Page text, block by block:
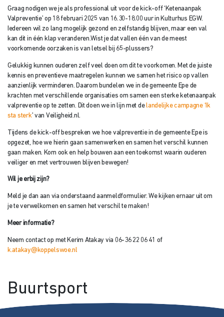
Graag nodigen we je als professional uit voor de kick-off ‘Ketenaanpak
Valpreventie’ op 18 februari 2025 van 16.30-18.00 uur in Kulturhus EGW.
Iedereen wil zo lang mogelijk gezond en zelfstandig blijven, maar een val
kan dit in één klap veranderen.Wist je dat vallen één van de meest
voorkomende oorzaken is van letsel bij 65-plussers?
Gelukkig kunnen ouderen zelf veel doen om dit te voorkomen. Met de juiste
kennis en preventieve maatregelen kunnen we samen het risico op vallen
aanzienlijk verminderen. Daarom bundelen we in de gemeente Epe de
krachten met verschillende organisaties om samen een sterke ketenaanpak
valpreventie op te zetten. Dit doen we in lijn met delandelijke campagne ‘Ik
sta sterk’ van Veiligheid.nl.
Tijdens de kick-off bespreken we hoe valpreventie in de gemeente Epe is
opgezet, hoe we hierin gaan samenwerken en samen het verschil kunnen
gaan maken. Kom ook en help bouwen aan een toekomst waarin ouderen
veiliger en met vertrouwen blijven bewegen!
Wil je erbij zijn?
Meld je dan aan via onderstaand aanmeldformulier. We kijken ernaar uit om
je te verwelkomen en samen het verschil te maken!
Meer informatie?
Neem contact op met Kerim Atakay via 06-36 22 06 41 of
k.atakay@koppelswoe.nl
Buurtsport